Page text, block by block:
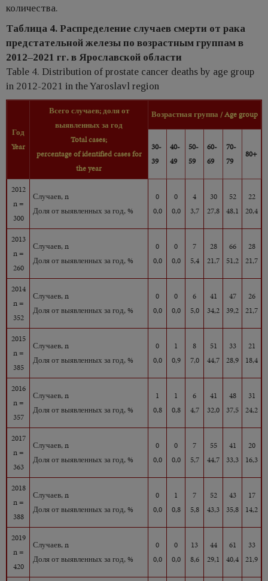
количества.
Таблица 4. Распределение случаев смерти от рака
предстательной железы по возрастным группам в
2012–2021 гг. в Ярославской области
Table 4. Distribution of prostate cancer deaths by age group
in 2012-2021 in the Yaroslavl region
Год
Year
Всего случаев; доля от
выявленных за год
Total cases;
percentage of identified cases for
the year
Возрастная группа /Age group
30-
39
40-
49
50-
59
60-
69
70-
79
80+
2012
n =
300
Случаев, n
Доля от выявленных за год, %
0
0,0
0
0,0
4
3,7
30
27,8
52
48,1
22
20,4
2013
n =
260
Случаев, n
Доля от выявленных за год, %
0
0,0
0
0,0
7
5,4
28
21,7
66
51,2
28
21,7
2014
n =
352
Случаев, n
Доля от выявленных за год, %
0
0,0
0
0,0
6
5,0
41
34,2
47
39,2
26
21,7
2015
n =
385
Случаев, n
Доля от выявленных за год, %
0
0,0
1
0,9
8
7,0
51
44,7
33
28,9
21
18,4
2016
n =
357
Случаев, n
Доля от выявленных за год, %
1
0,8
1
0,8
6
4,7
41
32,0
48
37,5
31
24,2
2017
n =
363
Случаев, n
Доля от выявленных за год, %
0
0,0
0
0,0
7
5,7
55
44,7
41
33,3
20
16,3
2018
n =
388
Случаев, n
Доля от выявленных за год, %
0
0,0
1
0,8
7
5,8
52
43,3
43
35,8
17
14,2
2019
n =
420
Случаев, n
Доля от выявленных за год, %
0
0,0
0
0,0
13
8,6
44
29,1
61
40,4
33
21,9